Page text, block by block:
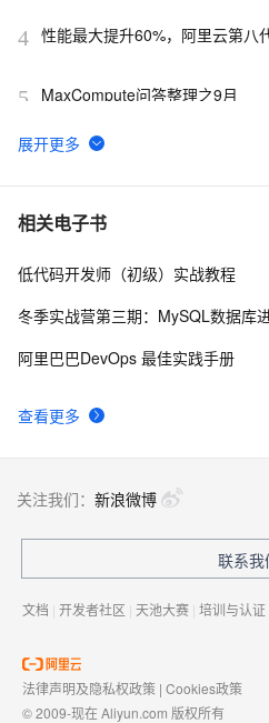
4 性能最大提升60%，阿里云第八
5 MaxCompute问答整理之9月
6
RTMP、RTSP、HTTP视频协议
7 阿里云电脑无影云桌面购买及使
8 无影云桌面-安全中心测评
均支持
相关电子书
查看更多
低代码开发师（初级）实战教程
冬季实战营第三期：MySQL数据库
阿里巴巴DevOps 最佳实践手册
关注我们： 新浪微博
联系我
文档 | 开发者社区 | 天池大赛 | 培训与认证
法律声明及隐私权政策 | Cookies政策
© 2009-现在 Aliyun.com 版权所有